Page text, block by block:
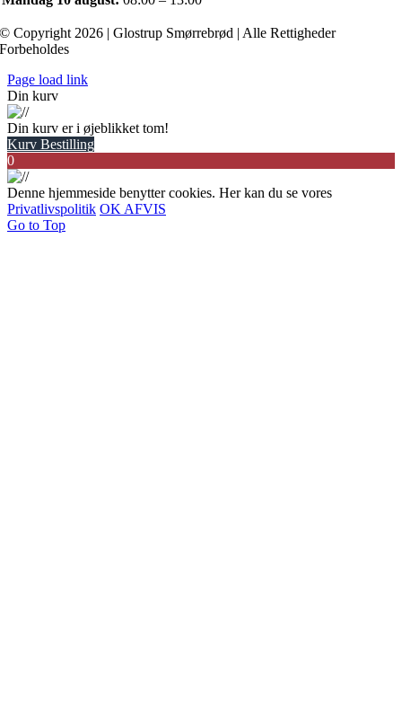
© Copyright 2026 | Glostrup Smørrebrød | Alle Rettigheder
Forbeholdes
Page load link
Din kurv
Din kurv er i øjeblikket tom!
Kurv Bestilling
0
Denne hjemmeside benytter cookies. Her kan du se vores
Privatlivspolitik OK AFVIS
Go to Top